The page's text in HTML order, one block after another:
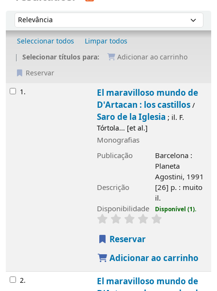
Ordenar
Ordenar por:
Seleccionar todos
Limpar todos
Selecionar títulos para:
Adicionar ao carrinho
Reservar
Resultados
1.
El maravilloso mundo de
D'Artacan : los castillos/
Saro de la Iglesia ; il. F.
Tórtola... [et al.]
Monografias
Publicação
Barcelona :
Planeta
Agostini, 1991
Descrição
[26] p. : muito
il.
Disponibilidade
Disponível (1).
Reservar
Adicionar ao carrinho
2.
El maravilloso mundo de